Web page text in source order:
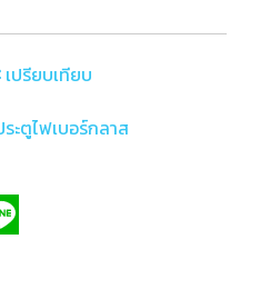
เปรียบเทียบ
ระตูไฟเบอร์กลาส